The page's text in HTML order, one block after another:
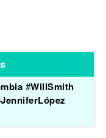
#WillSmith
JenniferLópez